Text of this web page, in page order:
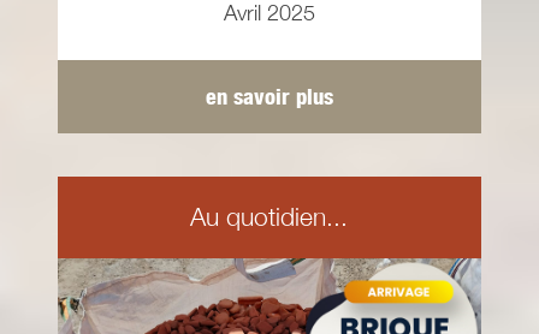
Avril 2025
en savoir plus
Au quotidien...